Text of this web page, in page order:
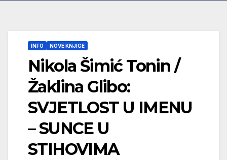
INFO NOVE KNJIGE
Nikola Šimić Tonin /
Žaklina Glibo:
SVJETLOST U IMENU
– SUNCE U
STIHOVIMA